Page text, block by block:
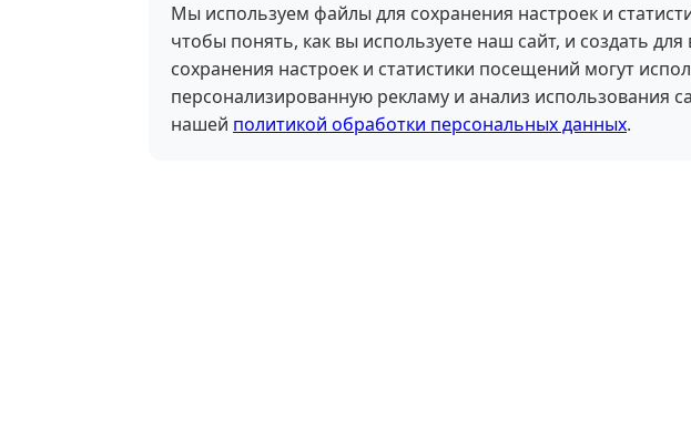
Мы используем файлы для сохранения настроек и
чтобы понять, как вы используете наш сайт, и создать
сохранения настроек и статистики посещений могут
персонализированную рекламу и анализ использования
нашей политикой обработки персональных данных.